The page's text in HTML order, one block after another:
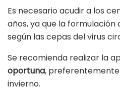
Es necesario acudir a los
años, ya que la
según las cepas del virus
Se recomienda realizar la
oportuna,
invierno.